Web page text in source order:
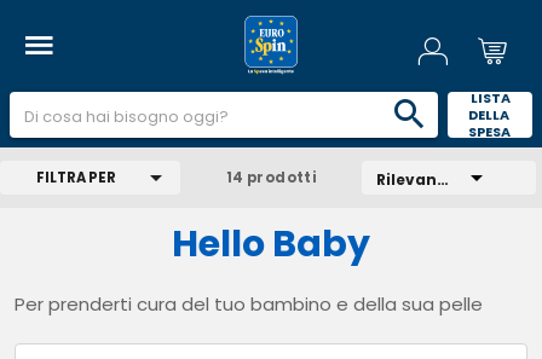
LISTA
DELLA
SPESA
FILTRA PER 14 prodotti Rilevanza
Hello Baby
Per prenderti cura del tuo bambino e della sua pelle